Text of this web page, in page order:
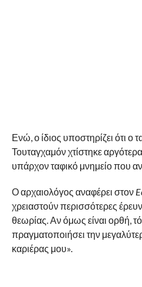
Ενώ, ο ίδιος υποστηρίζει ότι ο
Τουταγχαμόν χτίστηκε
υπάρχον ταφικό μνημείο που
Ο αρχαιολόγος αναφέρει στον
χρειαστούν περισσότερες
θεωρίας. Αν όμως είναι ορθή,
πραγματοποιήσει την
καριέρας μου».